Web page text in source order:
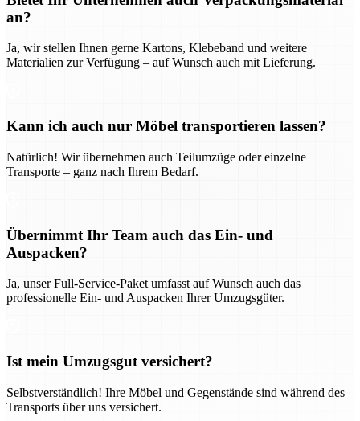
an?
Ja, wir stellen Ihnen gerne Kartons, Klebeband und weitere
Materialien zur Verfügung – auf Wunsch auch mit Lieferung.
Kann ich auch nur Möbel transportieren lassen?
Natürlich! Wir übernehmen auch Teilumzüge oder einzelne
Transporte – ganz nach Ihrem Bedarf.
Übernimmt Ihr Team auch das Ein- und
Auspacken?
Ja, unser Full-Service-Paket umfasst auf Wunsch auch das
professionelle Ein- und Auspacken Ihrer Umzugsgüter.
Ist mein Umzugsgut versichert?
Selbstverständlich! Ihre Möbel und Gegenstände sind während des
Transports über uns versichert.